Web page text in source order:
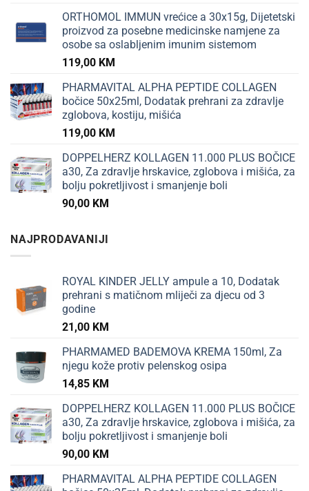
ORTHOMOL IMMUN vrećice a 30x15g, Dijetetski
proizvod za posebne medicinske namjene za
osobe sa oslabljenim imunim sistemom
119,00 KM
PHARMAVITAL ALPHA PEPTIDE COLLAGEN
bočice 50x25ml, Dodatak prehrani za zdravlje
zglobova, kostiju, mišića
119,00 KM
DOPPELHERZ KOLLAGEN 11.000 PLUS BOČICE
a30, Za zdravlje hrskavice, zglobova i mišića, za
bolju pokretljivost i smanjenje boli
90,00 KM
NAJPRODAVANIJI
ROYAL KINDER JELLY ampule a 10, Dodatak
prehrani s matičnom mliječi za djecu od 3
godine
21,00 KM
PHARMAMED BADEMOVA KREMA 150ml, Za
njegu kože protiv pelenskog osipa
14,85 KM
DOPPELHERZ KOLLAGEN 11.000 PLUS BOČICE
a30, Za zdravlje hrskavice, zglobova i mišića, za
bolju pokretljivost i smanjenje boli
90,00 KM
PHARMAVITAL ALPHA PEPTIDE COLLAGEN